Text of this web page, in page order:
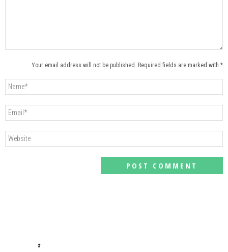
Your email address will not be published. Required fields are marked with *
#